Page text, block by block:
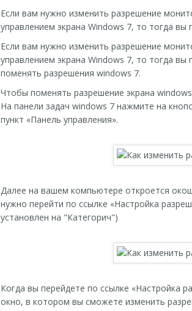
Если вам нужно изменить разрешение
управлением экрана Windows 7, то тогда вы
Если вам нужно изменить разрешение
управлением экрана Windows 7, то тогда
поменять разрешения windows 7.
Чтобы поменять разрешение экрана
На панели задач windows 7 нажмите на
пункт «Панель управления».
Далее на вашем компьютере откроется
нужно перейти по ссылке «Настройка
установлен на "Категорич")
Когда вы перейдете по ссылке «Настройка
окно, в котором вы сможете изменить